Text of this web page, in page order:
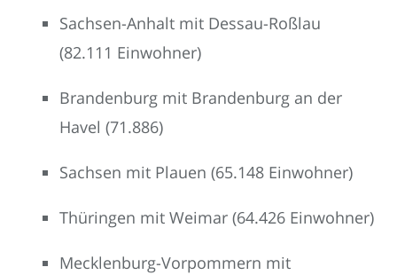
Sachsen-Anhalt mit Dessau-Roßlau
(82.111 Einwohner)
Brandenburg mit Brandenburg an der
Havel (71.886)
Sachsen mit Plauen (65.148 Einwohner)
Thüringen mit Weimar (64.426 Einwohner)
Mecklenburg-Vorpommern mit